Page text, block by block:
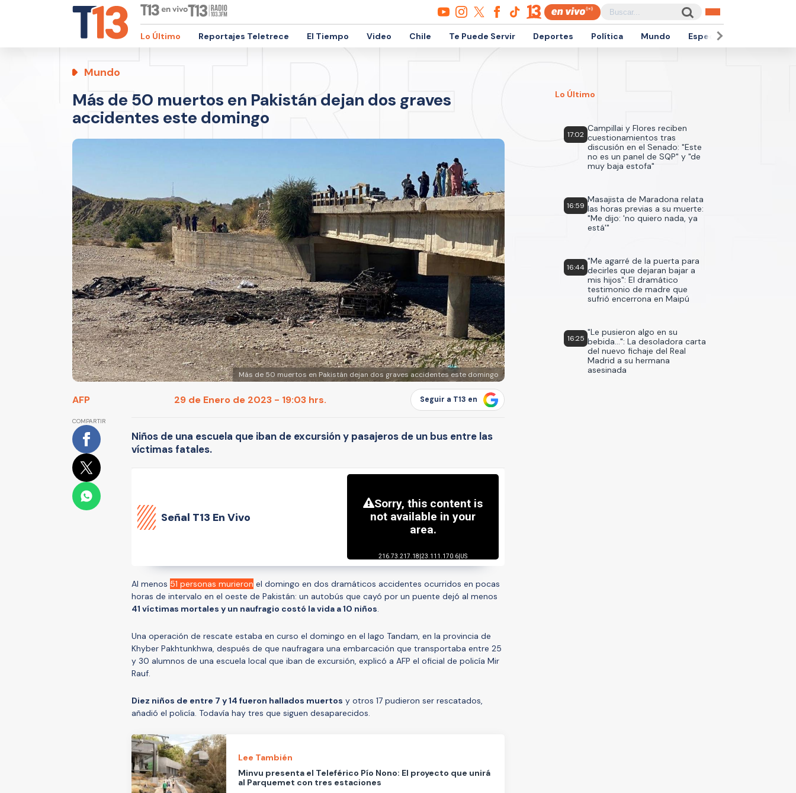
Lo Último Reportajes Teletrece El Tiempo Video Chile Te Puede Servir Deportes Política Mundo Espectáculos
Mundo
Más de 50 muertos en Pakistán dejan dos graves
accidentes este domingo
Más de 50 muertos en Pakistán dejan dos graves accidentes este domingo
AFP 29 de Enero de 2023 - 19:03 hrs. Seguir a T13 en
COMPARTIR
Niños de una escuela que iban de excursión y pasajeros de un bus entre las
víctimas fatales.
Señal T13 En Vivo
Al menos 51 personas murieron el domingo en dos dramáticos accidentes ocurridos en pocas
horas de intervalo en el oeste de Pakistán: un autobús que cayó por un puente dejó al menos
41 víctimas mortales y un naufragio costó la vida a 10 niños.
Una operación de rescate estaba en curso el domingo en el lago Tandam, en la provincia de
Khyber Pakhtunkhwa, después de que naufragara una embarcación que transportaba entre 25
y 30 alumnos de una escuela local que iban de excursión, explicó a AFP el oficial de policía Mir
Rauf.
Diez niños de entre 7 y 14 fueron hallados muertos y otros 17 pudieron ser rescatados,
añadió el policía. Todavía hay tres que siguen desaparecidos.
Lee También
Minvu presenta el Teleférico Pío Nono: El proyecto que unirá
al Parquemet con tres estaciones
Lo Último
17:02
Campillai y Flores reciben
cuestionamientos tras
discusión en el Senado: "Este
no es un panel de SQP" y "de
muy baja estofa"
16:59
Masajista de Maradona relata
las horas previas a su muerte:
"Me dijo: 'no quiero nada, ya
está'"
16:44
"Me agarré de la puerta para
decirles que dejaran bajar a
mis hijos": El dramático
testimonio de madre que
sufrió encerrona en Maipú
16:25
"Le pusieron algo en su
bebida...": La desoladora carta
del nuevo fichaje del Real
Madrid a su hermana
asesinada